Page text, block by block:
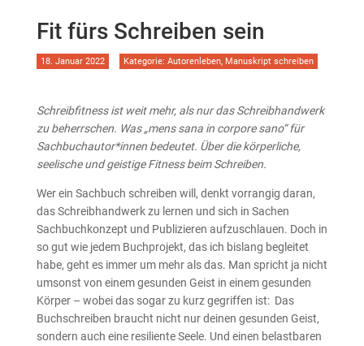
Fit fürs Schreiben sein
18. Januar 2022 Kategorie: Autorenleben, Manuskript schreiben
Schreibfitness ist weit mehr, als nur das Schreibhandwerk
zu beherrschen. Was „mens sana in corpore sano“ für
Sachbuchautor*innen bedeutet. Über die körperliche,
seelische und geistige Fitness beim Schreiben.
Wer ein Sachbuch schreiben will, denkt vorrangig daran,
das Schreibhandwerk zu lernen und sich in Sachen
Sachbuchkonzept und Publizieren aufzuschlauen. Doch in
so gut wie jedem Buchprojekt, das ich bislang begleitet
habe, geht es immer um mehr als das. Man spricht ja nicht
umsonst von einem gesunden Geist in einem gesunden
Körper – wobei das sogar zu kurz gegriffen ist: Das
Buchschreiben braucht nicht nur deinen gesunden Geist,
sondern auch eine resiliente Seele. Und einen belastbaren